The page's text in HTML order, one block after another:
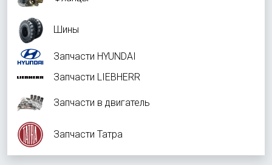
Шины
Запчасти HYUNDAI
Запчасти LIEBHERR
Запчасти в двигатель
Запчасти Татра